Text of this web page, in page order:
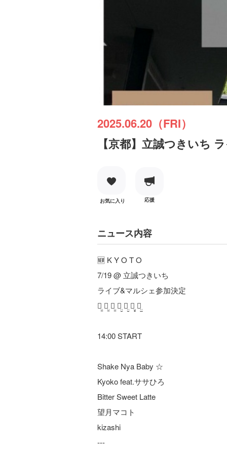
2025.06.20（FRI）
【京都】立誠つきいち
お気に入り 応援
ニュース内容
🆕 K Y O T O
7/19 @ 立誠つきいち
ライブ&マルシェ参加決定
ꪔ̤̱ ꪔ̤̱ ꪔ̤̱ ꪔ̤̮ ꪔ̤̮ ꪔ̤̥ ꪔ̤̫
14:00 START
Shake Nya Baby ☆
Kyoko feat.ササひろ
Bitter Sweet Latte
望月マコト
kizashi
---